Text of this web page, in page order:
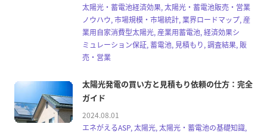
太陽光・蓄電池経済効果, 太陽光・蓄電池販売・営業
ノウハウ, 市場規模・市場統計, 業界ロードマップ, 産
業用自家消費型太陽光, 産業用蓄電池, 経済効果シ
ミュレーション保証, 蓄電池, 見積もり, 調査結果, 販
売・営業
太陽光発電の買い方と見積もり依頼の仕方：完全
ガイド
2024.08.01
エネがえるASP, 太陽光, 太陽光・蓄電池の基礎知識,